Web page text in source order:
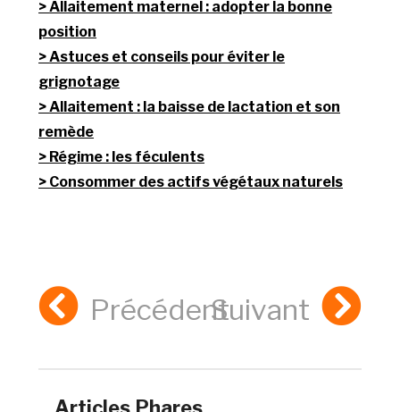
Allaitement maternel : adopter la bonne
position
Astuces et conseils pour éviter le
grignotage
Allaitement : la baisse de lactation et son
remède
Régime : les féculents
Consommer des actifs végétaux naturels
PrécédentSuivant